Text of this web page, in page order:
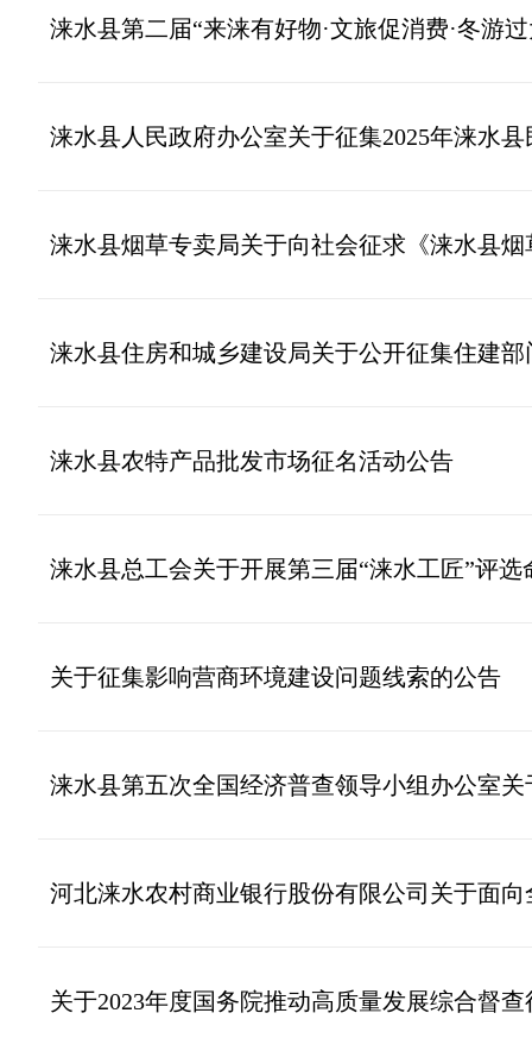
涞水县第二届“来涞有好物·文旅促消费·冬游
涞水县人民政府办公室关于征集2025年涞水
涞水县烟草专卖局关于向社会征求《涞水县
涞水县住房和城乡建设局关于公开征集住建部门工程
涞水县农特产品批发市场征名活动公告
涞水县总工会关于开展第三届“涞水工匠”评选
关于征集影响营商环境建设问题线索的公告
涞水县第五次全国经济普查领导小组办公室
河北涞水农村商业银行股份有限公司关于面
关于2023年度国务院推动高质量发展综合